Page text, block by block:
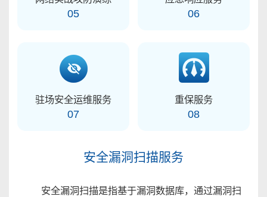
05
06
驻场安全运维服务
07
重保服务
08
安全漏洞扫描服务
安全漏洞扫描是指基于漏洞数据库，通过漏洞扫